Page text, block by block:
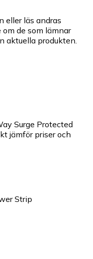
eller läs andras
de som lämnar
aktuella produkten.
Surge Protected
jämför priser och
Strip